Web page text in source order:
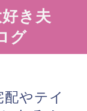
き夫
グ
やテイ